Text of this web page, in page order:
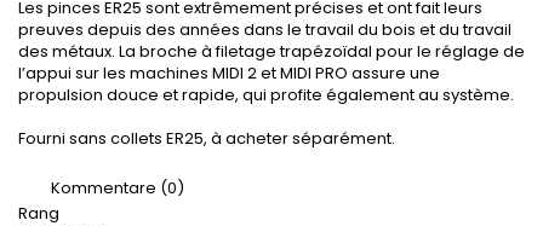
Les pinces ER25 sont extrêmement précises et ont fait leurs
preuves depuis des années dans le travail du bois et du travail
des métaux. La broche à filetage trapézoïdal pour le réglage de
l’appui sur les machines MIDI 2 et MIDI PRO assure une
propulsion douce et rapide, qui profite également au système.
Fourni sans collets ER25, à acheter séparément.
Kommentare (0)
Rang